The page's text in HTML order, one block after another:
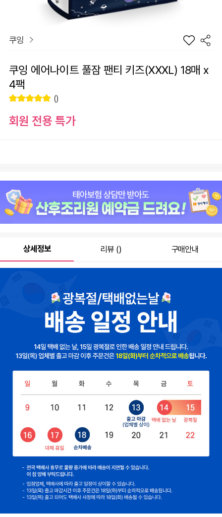
쿠잉
쿠잉 에어나이트 풀잠 팬티 키즈(XXXL) 18매 x
4팩
()
회원 전용 특가
42,900원
총 상품 금액 42,900원
바
니
선
하
기
상세정보 리뷰 () 구매안내